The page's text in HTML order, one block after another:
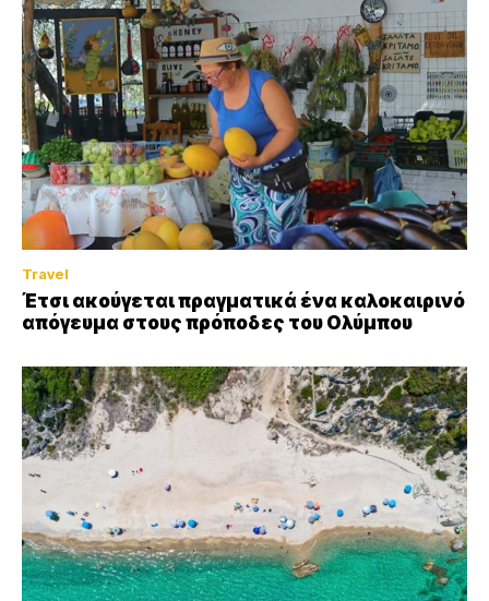
Travel
Έτσι ακούγεται πραγματικά ένα καλοκαιρινό
απόγευμα στους πρόποδες του Ολύμπου